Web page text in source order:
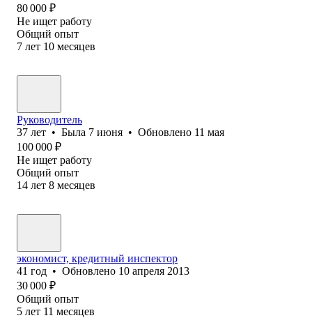
80 000 ₽
Не ищет работу
Общий опыт
7 лет 10 месяцев
Руководитель
37 лет • Была 7 июня • Обновлено 11 мая
100 000 ₽
Не ищет работу
Общий опыт
14 лет 8 месяцев
экономист, кредитный инспектор
41 год • Обновлено 10 апреля 2013
30 000 ₽
Общий опыт
5 лет 11 месяцев